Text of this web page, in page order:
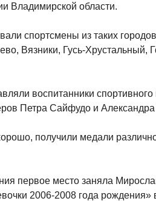
Владимирской области.
спортсмены из таких
Вязники, Гусь-Хрустальный,
воспитанники спортивного
Петра Сайфудо и
получили медали
первое место заняла
2006-2008 года рождения»